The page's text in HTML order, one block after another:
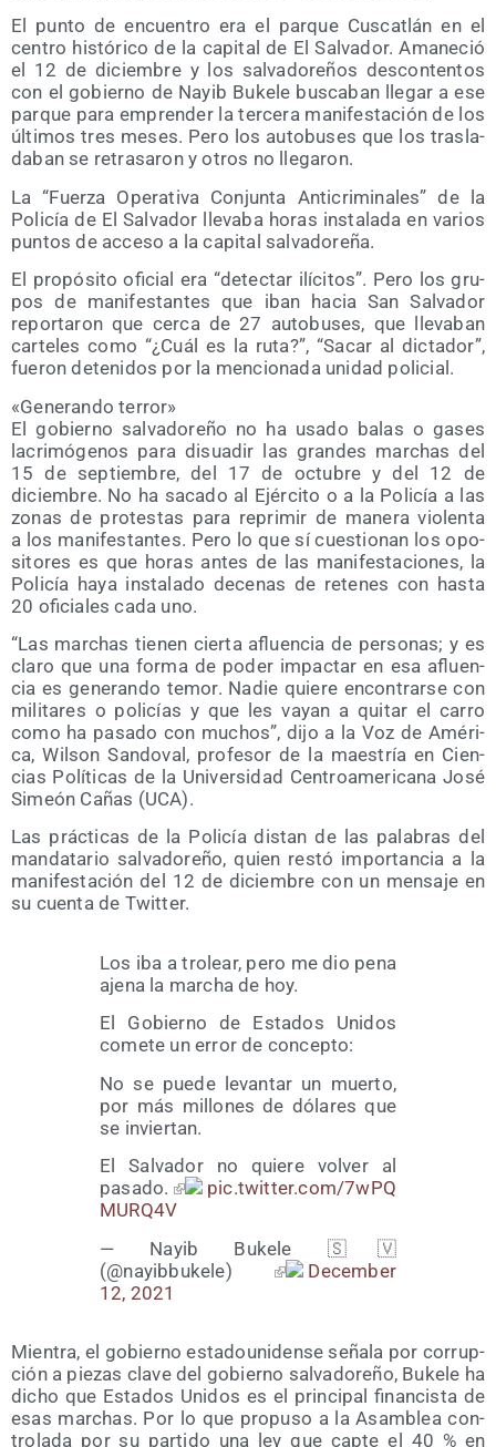
El pun­to de encuen­tro era el par­que Cus­catlán en el
cen­tro his­tó­ri­co de la capi­tal de El Sal­va­dor. Ama­ne­ció
el 12 de diciem­bre y los sal­va­do­re­ños des­con­ten­tos
con el gobierno de Nayib Buke­le bus­ca­ban lle­gar a ese
par­que para empren­der la ter­ce­ra mani­fes­ta­ción de los
últi­mos tres meses. Pero los auto­bu­ses que los tras­la­
da­ban se retra­sa­ron y otros no llegaron.
La “Fuer­za Ope­ra­ti­va Con­jun­ta Anti­cri­mi­na­les” de la
Poli­cía de El Sal­va­dor lle­va­ba horas ins­ta­la­da en varios
pun­tos de acce­so a la capi­tal salvadoreña.
El pro­pó­si­to ofi­cial era “detec­tar ilí­ci­tos”. Pero los gru­
pos de mani­fes­tan­tes que iban hacia San Sal­va­dor
repor­ta­ron que cer­ca de 27 auto­bu­ses, que lle­va­ban
car­te­les como “¿Cuál es la ruta?”, “Sacar al dic­ta­dor”,
fue­ron dete­ni­dos por la men­cio­na­da uni­dad policial.
«Gene­ran­do terror»
El gobierno sal­va­do­re­ño no ha usa­do balas o gases
lacri­mó­ge­nos para disua­dir las gran­des mar­chas del
15 de sep­tiem­bre, del 17 de octu­bre y del 12 de
diciem­bre. No ha saca­do al Ejér­ci­to o a la Poli­cía a las
zonas de pro­tes­tas para repri­mir de mane­ra vio­len­ta
a los mani­fes­tan­tes. Pero lo que sí cues­tio­nan los opo­
si­to­res es que horas antes de las mani­fes­ta­cio­nes, la
Poli­cía haya ins­ta­la­do dece­nas de rete­nes con has­ta
20 ofi­cia­les cada uno.
“Las mar­chas tie­nen cier­ta afluen­cia de per­so­nas; y es
cla­ro que una for­ma de poder impac­tar en esa afluen­
cia es gene­ran­do temor. Nadie quie­re encon­trar­se con
mili­ta­res o poli­cías y que les vayan a qui­tar el carro
como ha pasa­do con muchos”, dijo a la Voz de Amé­ri­
ca, Wil­son San­do­val, pro­fe­sor de la maes­tría en Cien­
cias Polí­ti­cas de la Uni­ver­si­dad Cen­tro­ame­ri­ca­na José
Simeón Cañas (UCA).
Las prác­ti­cas de la Poli­cía dis­tan de las pala­bras del
man­da­ta­rio sal­va­do­re­ño, quien res­tó impor­tan­cia a la
mani­fes­ta­ción del 12 de diciem­bre con un men­sa­je en
su cuen­ta de Twitter.
Los iba a tro­lear, pero me dio pena
aje­na la mar­cha de hoy.
El Gobierno de Esta­dos Uni­dos
come­te un error de concepto:
No se pue­de levan­tar un muer­to,
por más millo­nes de dóla­res que
se inviertan.
El Sal­va­dor no quie­re vol­ver al
pasa­do.
pic​.twit​ter​.com/​7​w​P​Q​
M​U​R​Q4V
— Nayib Buke­le 🇸🇻
(@nayibbukele)
Decem­ber
12, 2021
Mien­tra, el gobierno esta­dou­ni­den­se seña­la por corrup­
ción a pie­zas cla­ve del gobierno sal­va­do­re­ño, Buke­le ha
dicho que Esta­dos Uni­dos es el prin­ci­pal finan­cis­ta de
esas mar­chas. Por lo que pro­pu­so a la Asam­blea con­
tro­la­da por su par­ti­do una ley que cap­te el 40 % en